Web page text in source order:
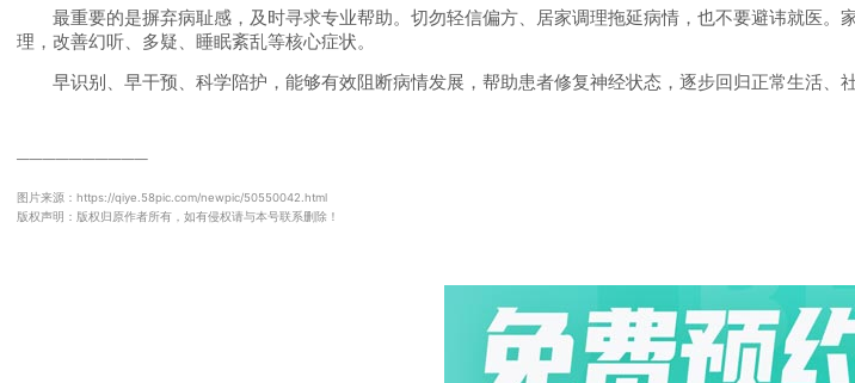
最重要的是摒弃病耻感，及时寻求专业帮助。切勿轻信偏方、居家调理拖延病情，也不要避讳就医。
理，改善幻听、多疑、睡眠紊乱等核心症状。
早识别、早干预、科学陪护，能够有效阻断病情发展，帮助患者修复神经状态，逐步回归正常生活、
──────────
图片来源：https://qiye.58pic.com/newpic/50550042.html
版权声明：版权归原作者所有，如有侵权请与本号联系删除！